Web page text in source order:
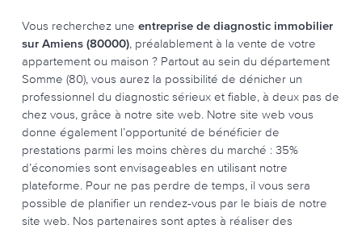
Vous recherchez une entreprise de diagnostic immobilier
sur Amiens (80000), préalablement à la vente de votre
appartement ou maison ? Partout au sein du département
Somme (80), vous aurez la possibilité de dénicher un
professionnel du diagnostic sérieux et fiable, à deux pas de
chez vous, grâce à notre site web. Notre site web vous
donne également l’opportunité de bénéficier de
prestations parmi les moins chères du marché : 35%
d’économies sont envisageables en utilisant notre
plateforme. Pour ne pas perdre de temps, il vous sera
possible de planifier un rendez-vous par le biais de notre
site web. Nos partenaires sont aptes à réaliser des